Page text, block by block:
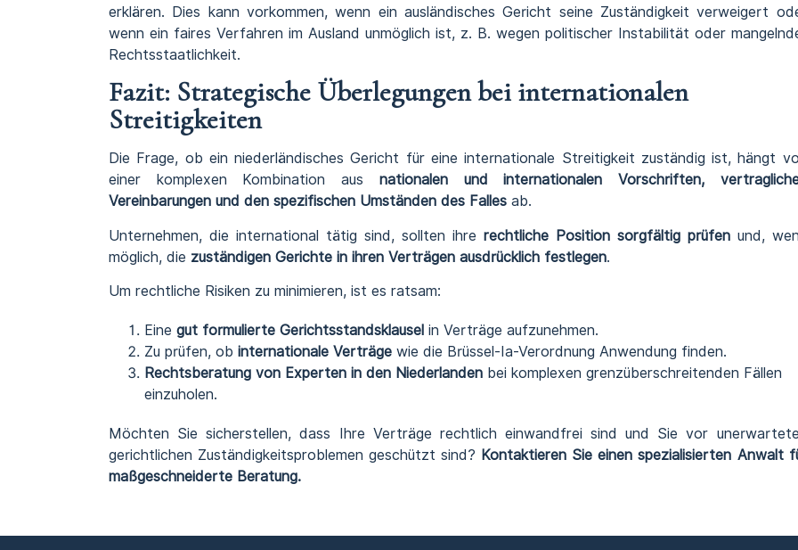
erklären. Dies kann vorkommen, wenn ein ausländisches Gericht seine Zuständigkeit verweigert
wenn ein faires Verfahren im Ausland unmöglich ist, z. B. wegen politischer Instabilität oder
Rechtsstaatlichkeit.
Fazit: Strategische Überlegungen bei internationalen
Streitigkeiten
Die Frage, ob ein niederländisches Gericht für eine internationale Streitigkeit zuständig ist, hängt
einer komplexen Kombination aus nationalen und internationalen Vorschriften,
Vereinbarungen und den spezifischen Umständen des Falles ab.
Unternehmen, die international tätig sind, sollten ihre rechtliche Position sorgfältig prüfenund,
möglich, die zuständigen Gerichte in ihren Verträgen ausdrücklich festlegen.
Um rechtliche Risiken zu minimieren, ist es ratsam:
Eine gut formulierte Gerichtsstandsklausel in Verträge aufzunehmen.
Zu prüfen, ob internationale Verträge wie die Brüssel-Ia-Verordnung Anwendung finden.
Rechtsberatung von Experten in den Niederlanden bei komplexen grenzüberschreitenden Fällen
einzuholen.
Möchten Sie sicherstellen, dass Ihre Verträge rechtlich einwandfrei sind und Sie vor
gerichtlichen Zuständigkeitsproblemen geschützt sind? Kontaktieren Sie einen spezialisierten Anwalt
maßgeschneiderte Beratung.